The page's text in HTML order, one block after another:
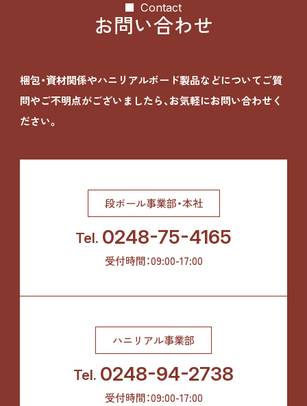
Contact
お問い合わせ
梱包・資材関係やハニリアルボード製品などについてご質
問やご不明点がございましたら、お気軽にお問い合わせく
ださい。
段ボール事業部・本社
Tel. 0248-75-4165
受付時間：09:00-17:00
ハニリアル事業部
Tel. 0248-94-2738
受付時間：09:00-17:00